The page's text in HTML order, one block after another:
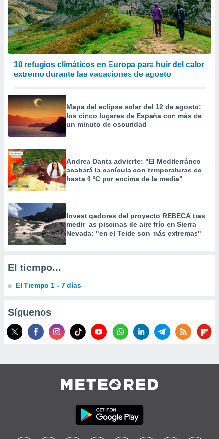
crear un
uso de
la
contenido
medir el
del
de
o a través
de
de
uso de
con el
e
mediante
1199
10 refugios climáticos en Europa para huir del calor
extremo durante las vacaciones de agosto
Mapa del eclipse solar del 12 de agosto:
los cinco lugares de España con más de
un minuto de oscuridad
Andrea Danta advierte: "El Mediterráneo
acabará la canícula con temperaturas de
hasta 6 ºC por encima de la media"
Investigadores del proyecto REBECA tras
medir las piscinas de aire frío en Sierra
Nevada: "en el Teide son más extremas"
El tiempo...
El Tiempo 1 - 7 días
Síguenos